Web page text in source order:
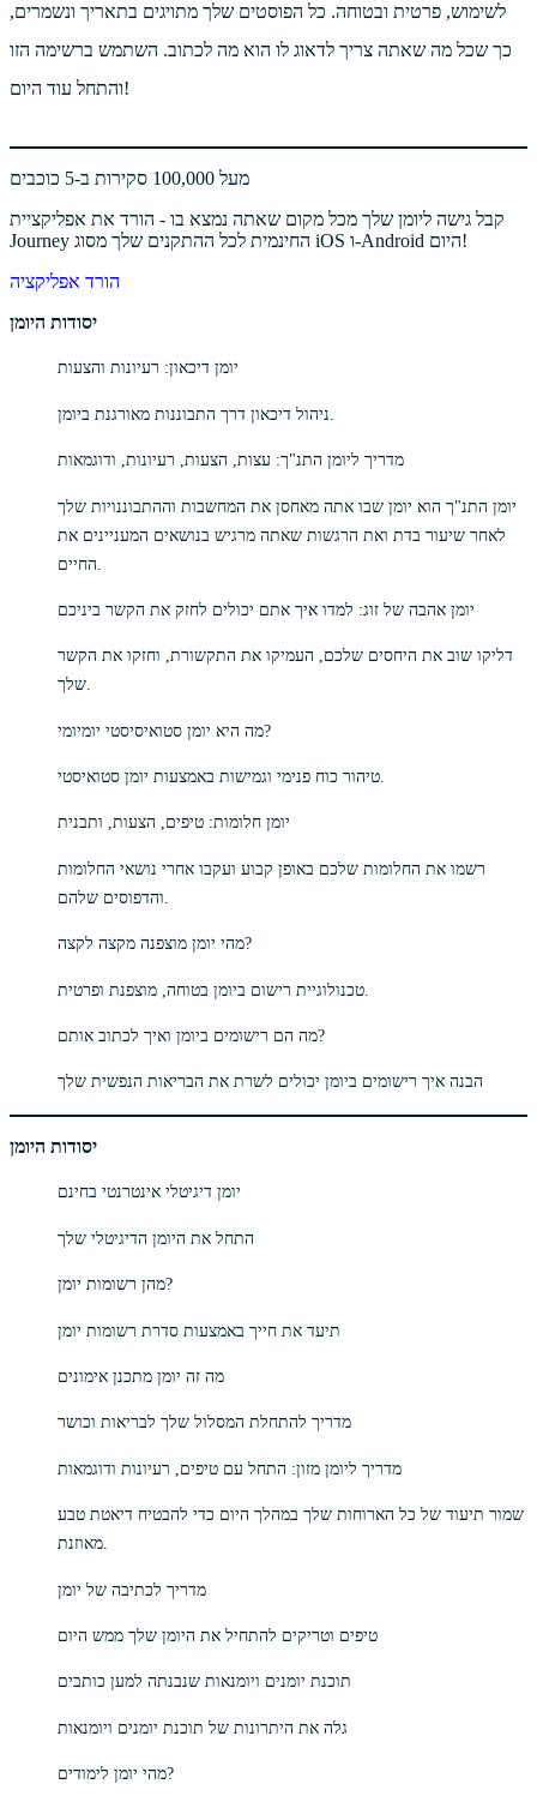
לשימוש, פרטית ובטוחה. כל הפוסטים שלך מתויגים בתאריך ונשמרים,
כך שכל מה שאתה צריך לדאוג לו הוא מה לכתוב. השתמש ברשימה הזו
והתחל עוד היום!
מעל 100,000 סקירות ב-5 כוכבים
קבל גישה ליומן שלך מכל מקום שאתה נמצא בו - הורד את אפליקציית
Journey החינמית לכל ההתקנים שלך מסוג iOS ו-Android היום!
הורד אפליקציה
יסודות היומן
יומן דיכאון: רעיונות והצעות
מדריך ליומן התנ"ך: עצות, הצעות, רעיונות, ודוגמאות
יומן התנ"ך הוא יומן שבו אתה מאחסן את המחשבות וההתבוננויות שלך
לאחר שיעור בדת ואת הרגשות שאתה מרגיש בנושאים המעניינים את
יומן אהבה של זוג: למדו איך אתם יכולים לחזק את הקשר ביניכם
דליקו שוב את היחסים שלכם, העמיקו את התקשורת, וחזקו את הקשר
שלך.
מה היא יומן סטואיסיסטי יומיומי?
יומן חלומות: טיפים, הצעות, ותבנית
רשמו את החלומות שלכם באופן קבוע ועקבו אחרי נושאי החלומות
מהי יומן מוצפנה מקצה לקצה?
מה הם רישומים ביומן ואיך לכתוב אותם?
הבנה איך רישומים ביומן יכולים לשרת את הבריאות הנפשית שלך
יסודות היומן
יומן דיגיטלי אינטרנטי בחינם
התחל את היומן הדיגיטלי שלך
מהן רשומות יומן?
תיעד את חייך באמצעות סדרת רשומות יומן
מה זה יומן מתכנן אימונים
מדריך להתחלת המסלול שלך לבריאות וכושר
מדריך ליומן מזון: התחל עם טיפים, רעיונות ודוגמאות
שמור תיעוד של כל הארוחות שלך במהלך היום כדי להבטיח דיאטת טבע
מדריך לכתיבה של יומן
טיפים וטריקים להתחיל את היומן שלך ממש היום
תוכנת יומנים ויומנאות שנבנתה למען כותבים
גלה את היתרונות של תוכנת יומנים ויומנאות
מהי יומן לימודים?